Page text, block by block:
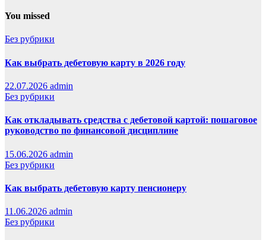
You missed
Без рубрики
Как выбрать дебетовую карту в 2026 году
22.07.2026 admin
Без рубрики
Как откладывать средства с дебетовой картой: пошаговое
руководство по финансовой дисциплине
15.06.2026 admin
Без рубрики
Как выбрать дебетовую карту пенсионеру
11.06.2026 admin
Без рубрики